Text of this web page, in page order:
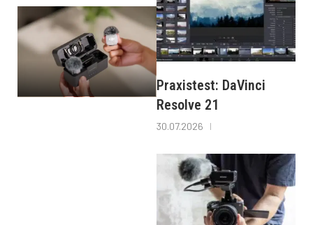
Praxistest: DaVinci
Resolve 21
30.07.2026